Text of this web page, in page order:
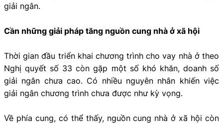
giải ngân.
Cần những giải pháp tăng nguồn cung nhà ở xã hội
Thời gian đầu triển khai chương trình cho vay nhà ở theo
Nghị quyết số 33 còn gặp một số khó khăn, doanh số
giải ngân chưa cao. Có nhiều nguyên nhân khiến việc
giải ngân chương trình chưa được như kỳ vọng.
Về phía cung, có thể thấy, nguồn cung nhà ở xã hội còn